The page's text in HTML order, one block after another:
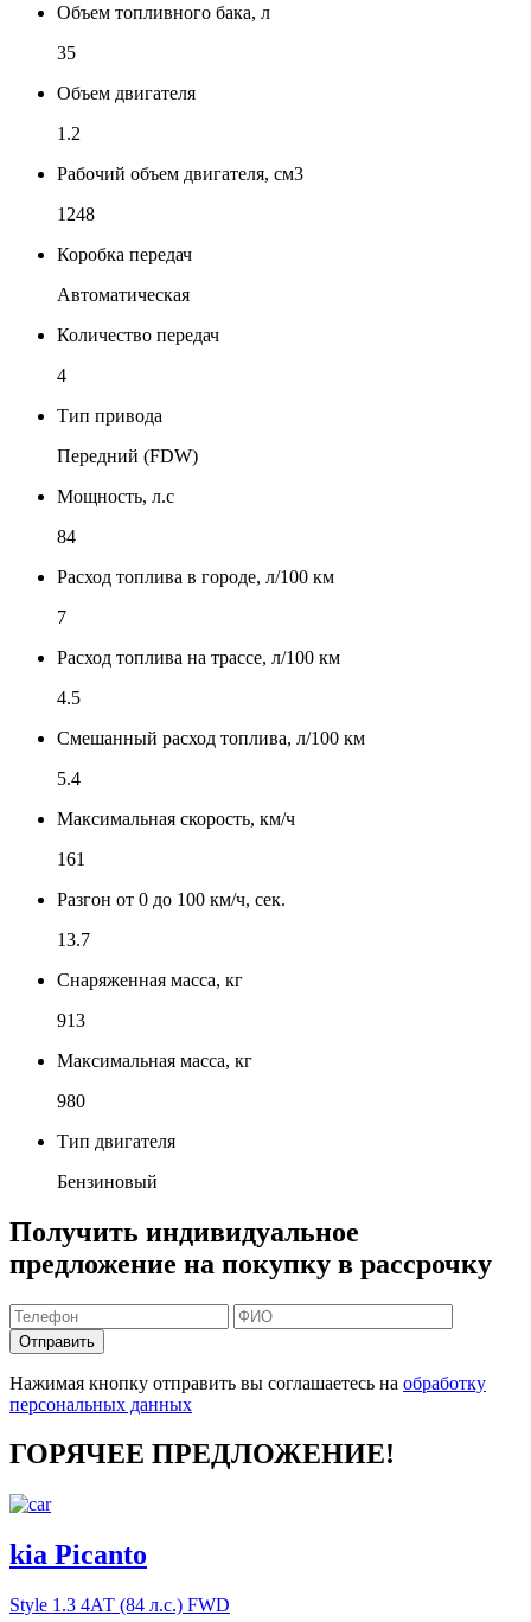
Объем топливного бака, л
35
Объем двигателя
1.2
Рабочий объем двигателя, см3
1248
Коробка передач
Автоматическая
Количество передач
4
Тип привода
Передний (FDW)
Мощность, л.с
84
Расход топлива в городе, л/100 км
7
Расход топлива на трассе, л/100 км
4.5
Смешанный расход топлива, л/100 км
5.4
Максимальная скорость, км/ч
161
Разгон от 0 до 100 км/ч, сек.
13.7
Снаряженная масса, кг
913
Максимальная масса, кг
980
Тип двигателя
Бензиновый
Получить индивидуальное
предложение на покупку в рассрочку
Отправить
Нажимая кнопку отправить вы соглашаетесь на обработку
персональных данных
ГОРЯЧЕЕ ПРЕДЛОЖЕНИЕ!
kia Picanto
Style 1.3 4АТ (84 л.с.) FWD